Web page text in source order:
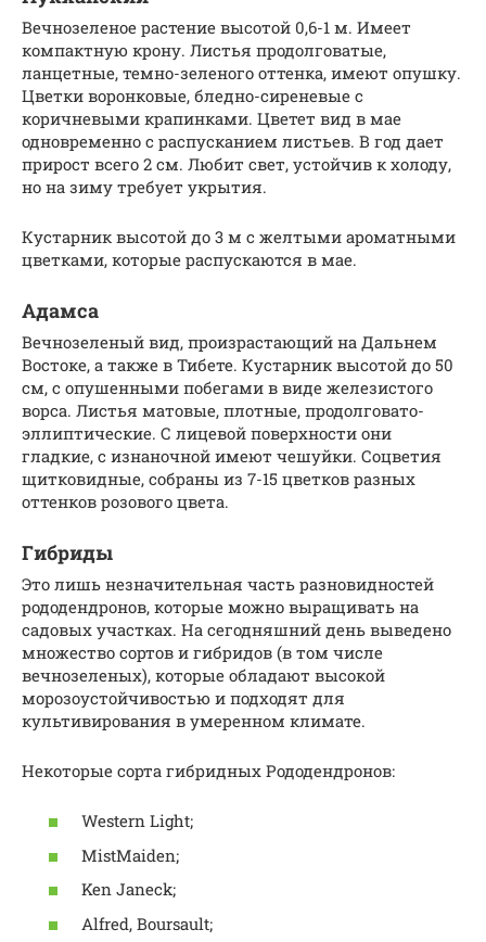
Вечнозеленое растение высотой 0,6-1 м. Имеет
компактную крону. Листья продолговатые,
ланцетные, темно-зеленого оттенка, имеют опушку.
Цветки воронковые, бледно-сиреневые с
коричневыми крапинками. Цветет вид в мае
одновременно с распусканием листьев. В год дает
прирост всего 2 см. Любит свет, устойчив к холоду,
но на зиму требует укрытия.
Кустарник высотой до 3 м с желтыми ароматными
цветками, которые распускаются в мае.
Адамса
Вечнозеленый вид, произрастающий на Дальнем
Востоке, а также в Тибете. Кустарник высотой до 50
см, с опушенными побегами в виде железистого
ворса. Листья матовые, плотные, продолговато-
эллиптические. С лицевой поверхности они
гладкие, с изнаночной имеют чешуйки. Соцветия
щитковидные, собраны из 7-15 цветков разных
оттенков розового цвета.
Гибриды
Это лишь незначительная часть разновидностей
рододендронов, которые можно выращивать на
садовых участках. На сегодняшний день выведено
множество сортов и гибридов (в том числе
вечнозеленых), которые обладают высокой
морозоустойчивостью и подходят для
культивирования в умеренном климате.
Некоторые сорта гибридных Рододендронов:
Western Light;
MistMaiden;
Ken Janeck;
Alfred, Boursault;